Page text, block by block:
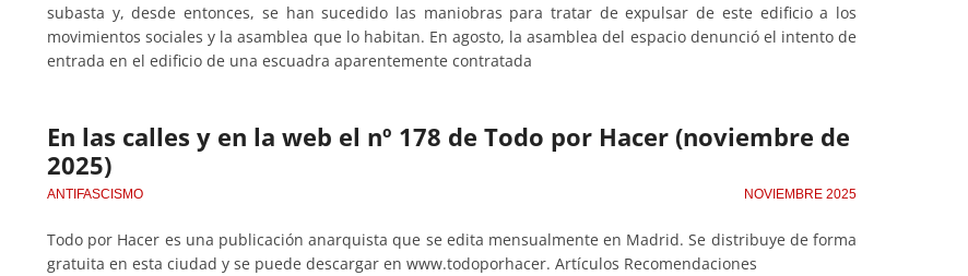
subasta y, desde entonces, se han sucedido las maniobras para tratar de expulsar de este edificio a los
movimientos sociales y la asamblea que lo habitan. En agosto, la asamblea del espacio denunció el intento de
entrada en el edificio de una escuadra aparentemente contratada
En las calles y en la web el nº 178 de Todo por Hacer (noviembre de
2025)
ANTIFASCISMO NOVIEMBRE 2025
Todo por Hacer es una publicación anarquista que se edita mensualmente en Madrid. Se distribuye de forma
gratuita en esta ciudad y se puede descargar en www.todoporhacer. Artículos Recomendaciones